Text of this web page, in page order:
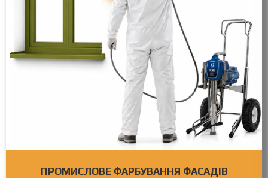
ПРОМИСЛОВЕ ФАРБУВАННЯ ФАСАДІВ